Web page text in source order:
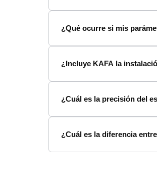
¿Qué ocurre si mis
¿Incluye KAFA la
¿Cuál es la precisión del
¿Cuál es la diferencia